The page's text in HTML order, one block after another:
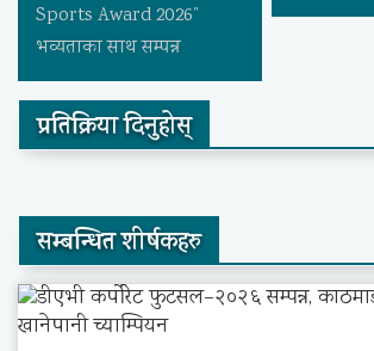
Sports Award 2026”
भव्यताका साथ सम्पन्न
प्रतिक्रिया दिनुहोस्
सम्बन्धित शीर्षकहरु